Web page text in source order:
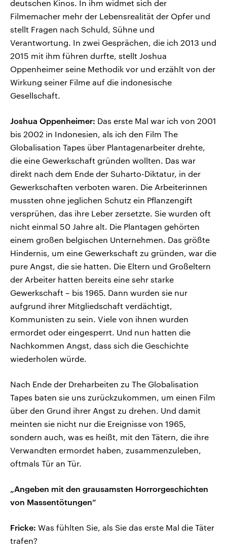
deutschen Kinos. In ihm widmet sich der
Filmemacher mehr der Lebensrealität der Opfer und
stellt Fragen nach Schuld, Sühne und
Verantwortung. In zwei Gesprächen, die ich 2013 und
2015 mit ihm führen durfte, stellt Joshua
Oppenheimer seine Methodik vor und erzählt von der
Wirkung seiner Filme auf die indonesische
Gesellschaft.
Joshua Oppenheimer: Das erste Mal war ich von 2001
bis 2002 in Indonesien, als ich den Film The
Globalisation Tapes über Plantagenarbeiter drehte,
die eine Gewerkschaft gründen wollten. Das war
direkt nach dem Ende der Suharto-Diktatur, in der
Gewerkschaften verboten waren. Die Arbeiterinnen
mussten ohne jeglichen Schutz ein Pflanzengift
versprühen, das ihre Leber zersetzte. Sie wurden oft
nicht einmal 50 Jahre alt. Die Plantagen gehörten
einem großen belgischen Unternehmen. Das größte
Hindernis, um eine Gewerkschaft zu gründen, war die
pure Angst, die sie hatten. Die Eltern und Großeltern
der Arbeiter hatten bereits eine sehr starke
Gewerkschaft – bis 1965. Dann wurden sie nur
aufgrund ihrer Mitgliedschaft verdächtigt,
Kommunisten zu sein. Viele von ihnen wurden
ermordet oder eingesperrt. Und nun hatten die
Nachkommen Angst, dass sich die Geschichte
wiederholen würde.
Nach Ende der Dreharbeiten zu The Globalisation
Tapes baten sie uns zurückzukommen, um einen Film
über den Grund ihrer Angst zu drehen. Und damit
meinten sie nicht nur die Ereignisse von 1965,
sondern auch, was es heißt, mit den Tätern, die ihre
Verwandten ermordet haben, zusammenzuleben,
oftmals Tür an Tür.
„Angeben mit den grausamsten Horrorgeschichten
von Massentötungen“
Fricke: Was fühlten Sie, als Sie das erste Mal die Täter
trafen?